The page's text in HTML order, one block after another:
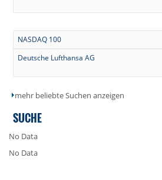
NASDAQ 100
Deutsche Lufthansa AG
mehr beliebte Suchen anzeigen
SUCHE
No Data
No Data